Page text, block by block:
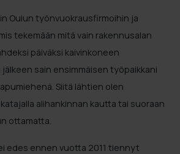
Oulun työnvuokrausfirmoihin ja
tekemään mitä vain rakennusalan
päiväksi kaivinkoneen
sain ensimmäisen työpaikkani
Siitä lähtien olen
alihankinnan kautta tai suoraan
ottamatta.
edes ennen vuotta 2011 tiennyt